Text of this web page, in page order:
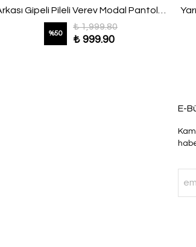
Arkası Gipeli Pileli Verev Modal Pantolonlu Takım Füme
%50
₺ 1,999.80
₺ 999.90
E-